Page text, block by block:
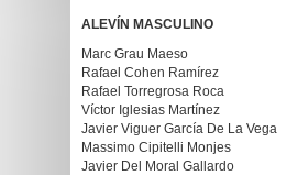
ALEVÍN MASCULINO
Marc Grau Maeso
Rafael Cohen Ramírez
Rafael Torregrosa Roca
Víctor Iglesias Martínez
Javier Viguer García De La Vega
Massimo Cipitelli Monjes
Javier Del Moral Gallardo